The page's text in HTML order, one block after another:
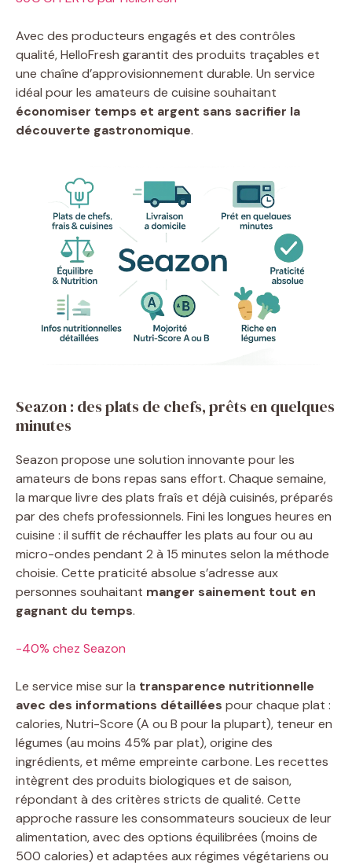
Avec des producteurs engagés et des contrôles
qualité, HelloFresh garantit des produits traçables et
une chaîne d’approvisionnement durable. Un service
idéal pour les amateurs de cuisine souhaitant
économiser temps et argent sans sacrifier la
découverte gastronomique.
Seazon : des plats de chefs, prêts en quelques
minutes
Seazon propose une solution innovante pour les
amateurs de bons repas sans effort. Chaque semaine,
la marque livre des plats fraîs et déjà cuisinés, préparés
par des chefs professionnels. Fini les longues heures en
cuisine : il suffit de réchauffer les plats au four ou au
micro-ondes pendant 2 à 15 minutes selon la méthode
choisie. Cette praticité absolue s’adresse aux
personnes souhaitant manger sainement tout en
gagnant du temps.
-40% chez Seazon
Le service mise sur la transparence nutritionnelle
avec des informations détaillées pour chaque plat :
calories, Nutri-Score (A ou B pour la plupart), teneur en
légumes (au moins 45% par plat), origine des
ingrédients, et même empreinte carbone. Les recettes
intègrent des produits biologiques et de saison,
répondant à des critères stricts de qualité. Cette
approche rassure les consommateurs soucieux de leur
alimentation, avec des options équilibrées (moins de
500 calories) et adaptées aux régimes végétariens ou